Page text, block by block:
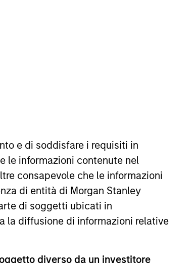
e di soddisfare i requisiti in
le informazioni contenute nel
consapevole che le informazioni
di entità di Morgan Stanley
di soggetti ubicati in
la diffusione di informazioni relative
diverso da un investitore
oscillazioni valutarie. Tutti i dati di
gli oneri relativi all’emissione e al rimborso